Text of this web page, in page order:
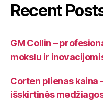
Recent
GM Collin –
mokslu ir
Corten plienas kaina
išskirtinės